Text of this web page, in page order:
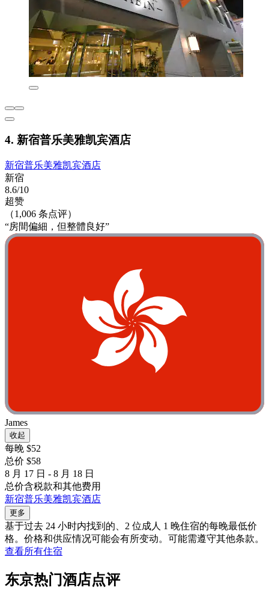
4. 新宿普乐美雅凯宾酒店
新宿普乐美雅凯宾酒店
新宿
8.6/10
超赞
（1,006 条点评）
“房間偏細，但整體良好”
James
收起
每晚 $52
总价 $58
8 月 17 日 - 8 月 18 日
总价含税款和其他费用
新宿普乐美雅凯宾酒店
更多
基于过去 24 小时内找到的、2 位成人 1 晚住宿的每晚最低价
格。价格和供应情况可能会有所变动。可能需遵守其他条款。
查看所有住宿
东京热门酒店点评